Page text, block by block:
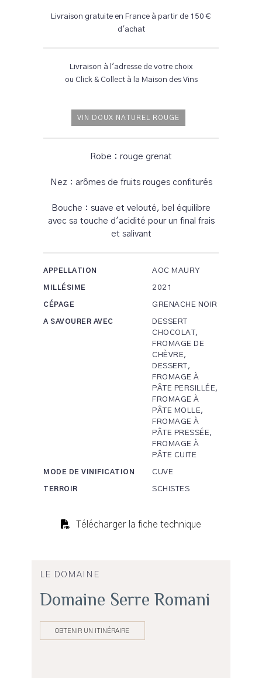
Livraison gratuite en France à partir de 150 €
d'achat
Livraison à l'adresse de votre choix
ou Click & Collect à la Maison des Vins
VIN DOUX NATUREL ROUGE
Robe : rouge grenat
Nez : arômes de fruits rouges confiturés
Bouche : suave et velouté, bel équilibre
avec sa touche d'acidité pour un final frais
et salivant
APPELLATION AOC MAURY
MILLÉSIME 2021
CÉPAGE GRENACHE NOIR
A SAVOURER AVEC
DESSERT
CHOCOLAT,
FROMAGE DE
CHÈVRE,
DESSERT,
FROMAGE À
PÂTE PERSILLÉE,
FROMAGE À
PÂTE MOLLE,
FROMAGE À
PÂTE PRESSÉE,
FROMAGE À
PÂTE CUITE
MODE DE VINIFICATION CUVE
TERROIR SCHISTES
Télécharger la fiche technique
LE DOMAINE
Domaine Serre Romani
OBTENIR UN ITINÉRAIRE